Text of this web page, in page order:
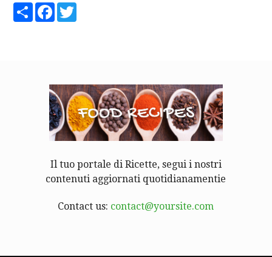
ShareFacebook
Il tuo portale di Ricette, segui i nostri
contenuti aggiornati quotidianamentie
Contact us: contact@yoursite.com